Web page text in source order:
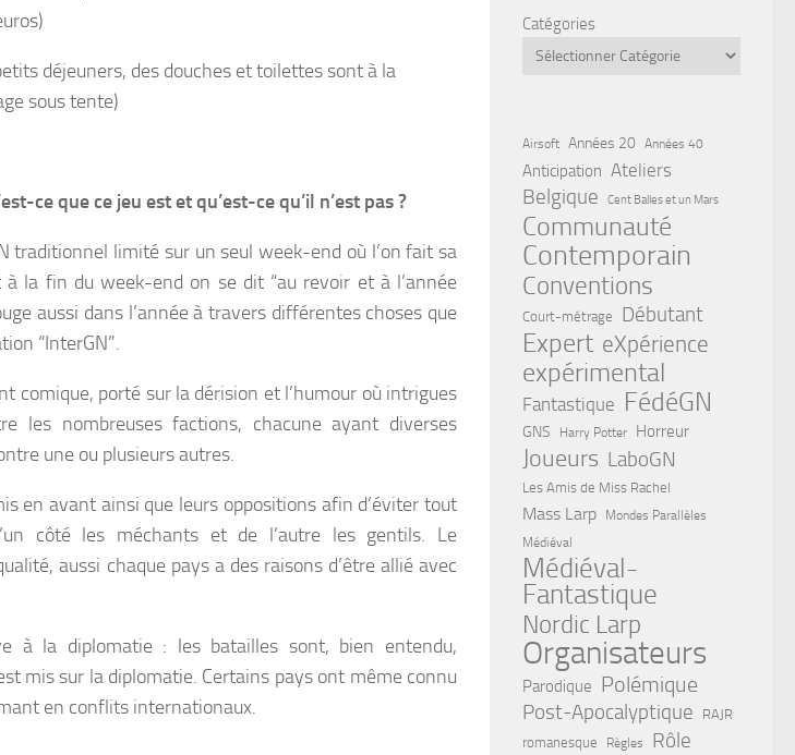
déjeuners, des douches et toilettes sont à la
sous tente)
ce que ce jeu est et qu’est-ce qu’il n’est pas ?
traditionnel limité sur un seul week-end où l’on fait sa
à la fin du week-end on se dit “au revoir et à l’année
aussi dans l’année à travers différentes choses que
“InterGN”.
comique, porté sur la dérision et l’humour où intrigues
les nombreuses factions, chacune ayant diverses
une ou plusieurs autres.
en avant ainsi que leurs oppositions afin d’éviter tout
côté les méchants et de l’autre les gentils. Le
aussi chaque pays a des raisons d’être allié avec
à la diplomatie : les batailles sont, bien entendu,
mis sur la diplomatie. Certains pays ont même connu
en conflits internationaux.
Catégories
Airsoft Années 20 Années 40
Anticipation Ateliers
Belgique Cent Balles et un Mars
Communauté
Contemporain
Conventions
Court-métrage Débutant
Expert eXpérience
expérimental
Fantastique FédéGN
GNS Harry Potter Horreur
Joueurs LaboGN
Les Amis de Miss Rachel
Mass Larp
Mondes Parallèles
Médiéval
Médiéval-
Fantastique
Nordic Larp
Organisateurs
Parodique Polémique
Post-Apocalyptique
RAJR
romanesque
Règles
Rôle